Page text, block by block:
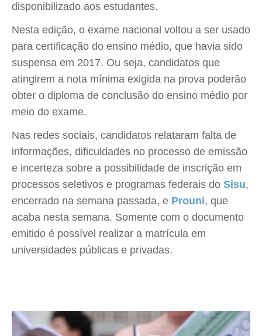
disponibilizado aos estudantes.
Nesta edição, o exame nacional voltou a ser usado
para certificação do ensino médio, que havia sido
suspensa em 2017. Ou seja, candidatos que
atingirem a nota mínima exigida na prova poderão
obter o diploma de conclusão do ensino médio por
meio do exame.
Nas redes sociais, candidatos relataram falta de
informações, dificuldades no processo de emissão
e incerteza sobre a possibilidade de inscrição em
processos seletivos e programas federais do Sisu,
encerrado na semana passada, e Prouni, que
acaba nesta semana. Somente com o documento
emitido é possível realizar a matrícula em
universidades públicas e privadas.